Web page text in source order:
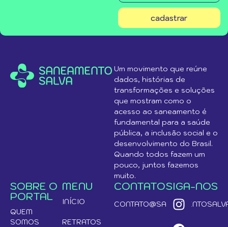
cadastrar
Um movimento que reúne
dados, histórias de
transformações e soluções
que mostram como o
acesso ao saneamento é
fundamental para a saúde
pública, a inclusão social e o
desenvolvimento do Brasil.
Quando todos fazem um
pouco, juntos fazemos
muito.
SOBRE O
PORTAL
QUEM
SOMOS
MENU
INÍCIO
RETRATOS
CONTATOSIGA-NOS